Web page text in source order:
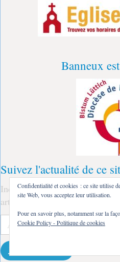
Banneux
Suivez l'actualité de ce
Indiquez ici votre adresse
article, vous recevrez un
Adresse
e-
mailJe m'abonne !
Confidentialité et cookies : ce site utilise
site Web, vous acceptez leur utilisation.
Pour en savoir plus, notamment sur la
Cookie Policy - Politique de cookies